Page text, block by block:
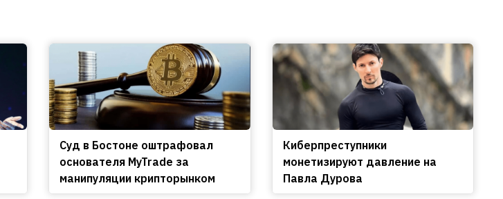
Cуд в Бостоне оштрафовал
основателя MyTrade за
манипуляции крипторынком
Киберпреступники
монетизируют давление на
Павла Дурова